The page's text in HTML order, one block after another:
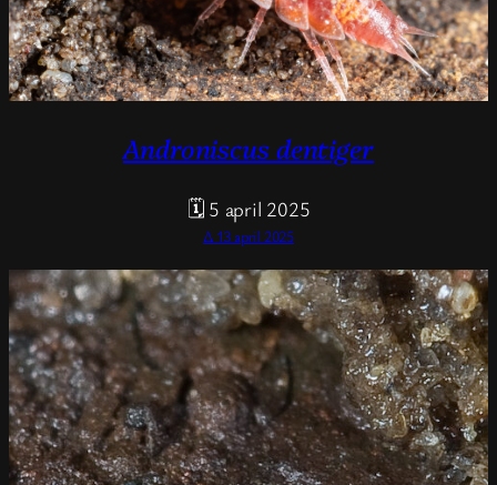
Androniscus dentiger
🗓 5 april 2025
Δ 13 april 2025